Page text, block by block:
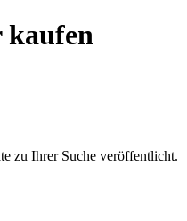
zu Ihrer Suche veröffentlicht.